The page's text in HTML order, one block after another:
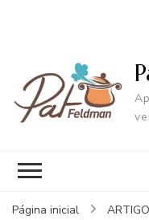
Página inicial